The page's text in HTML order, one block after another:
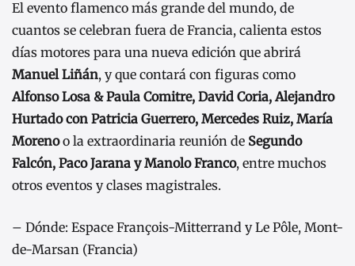
El evento flamenco más grande del mundo, de
cuantos se celebran fuera de Francia, calienta estos
días motores para una nueva edición que abrirá
Manuel Liñán, y que contará con figuras como
Alfonso Losa & Paula Comitre, David Coria, Alejandro
Hurtado con Patricia Guerrero, Mercedes Ruiz, María
Morenoo la extraordinaria reunión de Segundo
Falcón, Paco Jarana y Manolo Franco, entre muchos
otros eventos y clases magistrales.
– Dónde: Espace François-Mitterrand y Le Pôle, Mont-
de-Marsan (Francia)